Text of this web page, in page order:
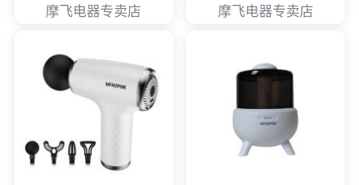
摩飞电器专卖店 摩飞电器专卖店